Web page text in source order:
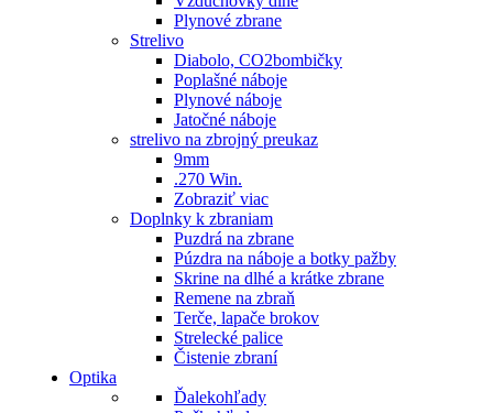
Plynové zbrane
Strelivo
Diabolo, CO2bombičky
Poplašné náboje
Plynové náboje
Jatočné náboje
strelivo na zbrojný preukaz
9mm
.270 Win.
Zobraziť viac
Doplnky k zbraniam
Puzdrá na zbrane
Púzdra na náboje a botky pažby
Skrine na dlhé a krátke zbrane
Remene na zbraň
Terče, lapače brokov
Strelecké palice
Čistenie zbraní
Optika
Ďalekohľady